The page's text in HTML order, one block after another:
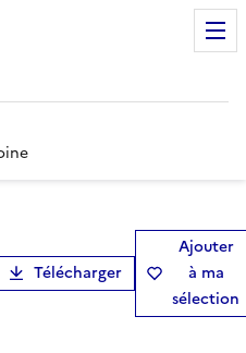
Télécharger
Ajouter
à ma
sélection